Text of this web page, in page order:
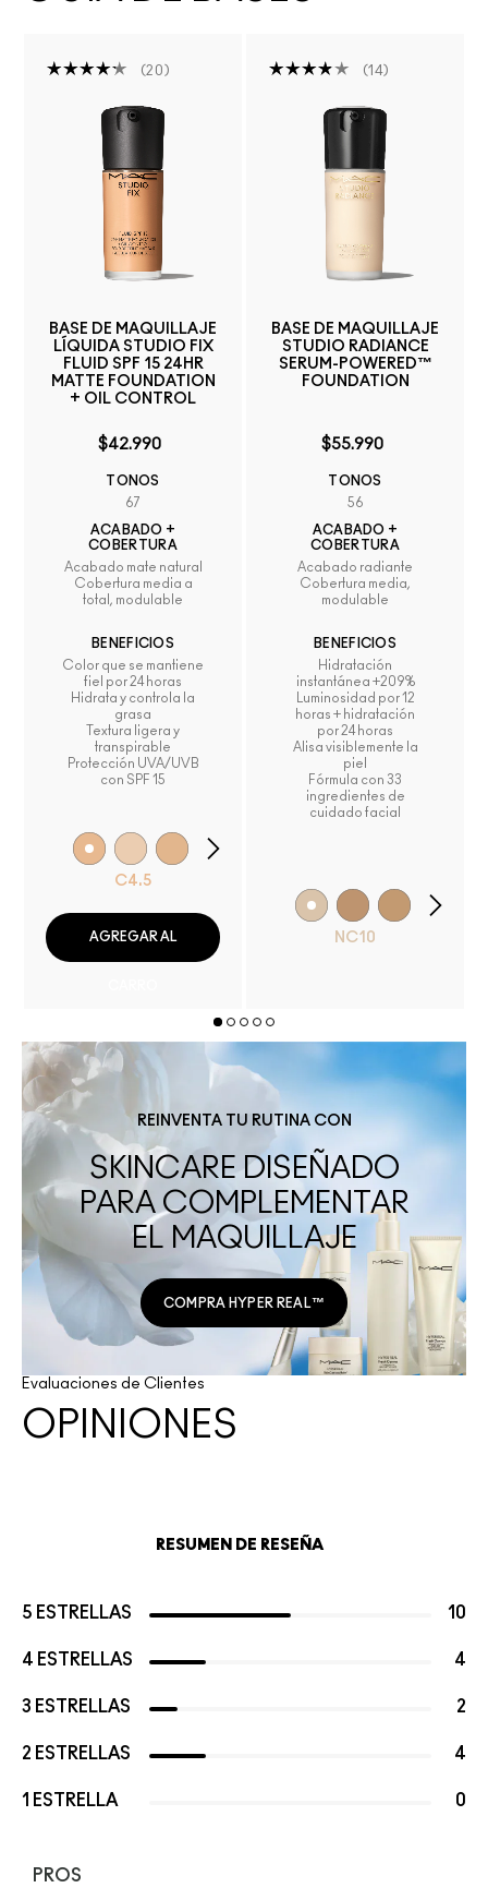
20
BASE DE MAQUILLAJE
LÍQUIDA STUDIO FIX
FLUID SPF 15 24HR
MATTE FOUNDATION
+ OIL CONTROL
$42.990
TONOS
67
ACABADO +
COBERTURA
Acabado mate natural
Cobertura media a
total, modulable
BENEFICIOS
Color que se mantiene
fiel por 24 horas
Hidrata y controla la
grasa
Textura ligera y
transpirable
Protección UVA/UVB
con SPF 15
C4.5
AGREGAR AL
14
BASE DE MAQUILLAJE
STUDIO RADIANCE
SERUM-POWERED™
FOUNDATION
$55.990
TONOS
56
ACABADO +
COBERTURA
Acabado radiante
Cobertura media,
modulable
BENEFICIOS
Hidratación
instantánea +209%
Luminosidad por 12
horas + hidratación
por 24 horas
Alisa visiblemente la
piel
Fórmula con 33
ingredientes de
cuidado facial
NC10
REINVENTA TU RUTINA CON
SKINCARE DISEÑADO
PARA COMPLEMENTAR
EL MAQUILLAJE
COMPRA HYPER REAL™
Evaluaciones de Clientes
OPINIONES
RESUMEN DE RESEÑA
5 ESTRELLAS 10
4 ESTRELLAS 4
3 ESTRELLAS 2
2 ESTRELLAS 4
1 ESTRELLA 0
PROS